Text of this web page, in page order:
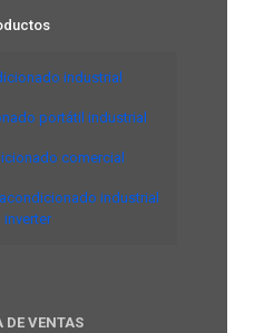
industrial
portátil industrial
comercial
industrial
inverter
DE VENTAS